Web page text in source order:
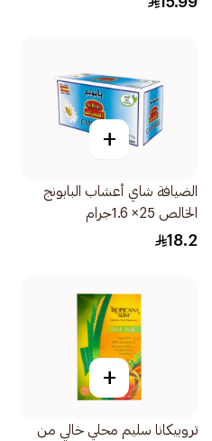
+
الضيافة شاي أعشاب البابونج
الخالص 25× 1.6جرام
18.2
+
تروبيكانا سليم محلي خالي من